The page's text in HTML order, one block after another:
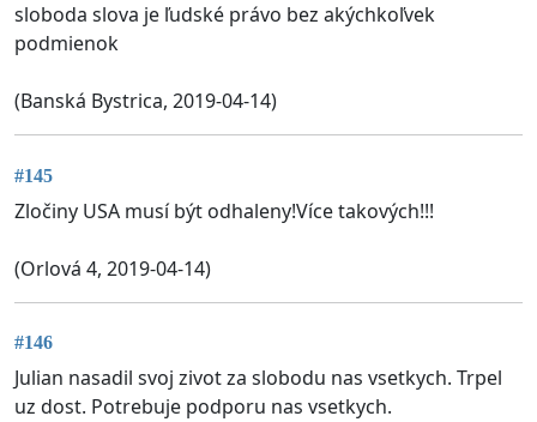
sloboda slova je ľudské právo bez akýchkoľvek
podmienok
(Banská Bystrica, 2019-04-14)
#145
Zločiny USA musí být odhaleny!Více takových!!!
(Orlová 4, 2019-04-14)
#146
Julian nasadil svoj zivot za slobodu nas vsetkych. Trpel
uz dost. Potrebuje podporu nas vsetkych.